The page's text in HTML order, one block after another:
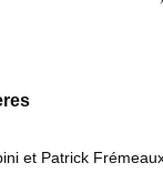
et Patrick